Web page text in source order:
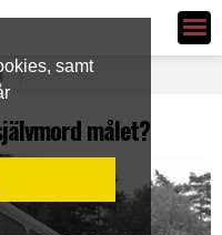
samt
målet?